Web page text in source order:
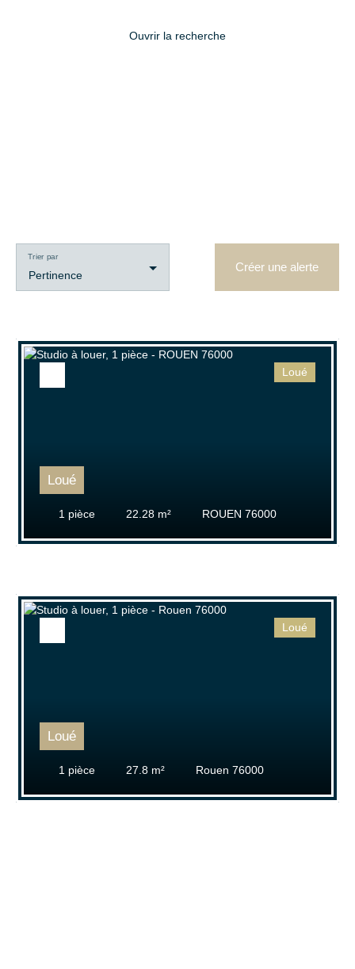
Ouvrir la recherche
Loyer max (€/mois)
Pertinence
Trier par
Créer une alerte
Loué
1 pièce 22.28 m² ROUEN 76000
Loué
Loué
1 pièce 27.8 m² Rouen 76000
Loué